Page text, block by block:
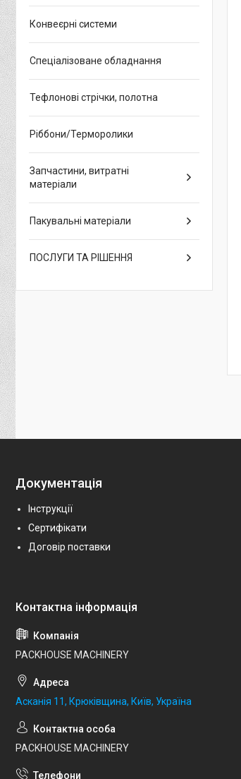
Конвеєрні системи
Спеціалізоване обладнання
Тефлонові стрічки, полотна
Ріббони/Терморолики
Запчастини, витратні
матеріали
Пакувальні матеріали
ПОСЛУГИ ТА РІШЕННЯ
Документація
Інструкції
Сертифікати
Договір поставки
PACKHOUSE MACHINERY
Асканія 11, Крюківщина, Київ, Україна
PACKHOUSE MACHINERY